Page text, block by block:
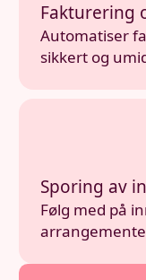
Fakturering
Automatiser
sikkert og
Sporing av
Følg med på